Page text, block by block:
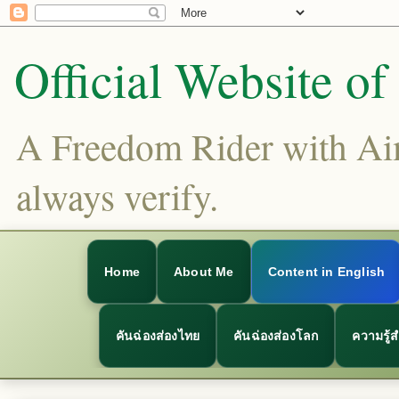
Official Website
A Freedom Rider with
always verify.
Home About Me Content in English
คันฉ่องส่องไทย คันฉ่องส่องโลก ความรู้